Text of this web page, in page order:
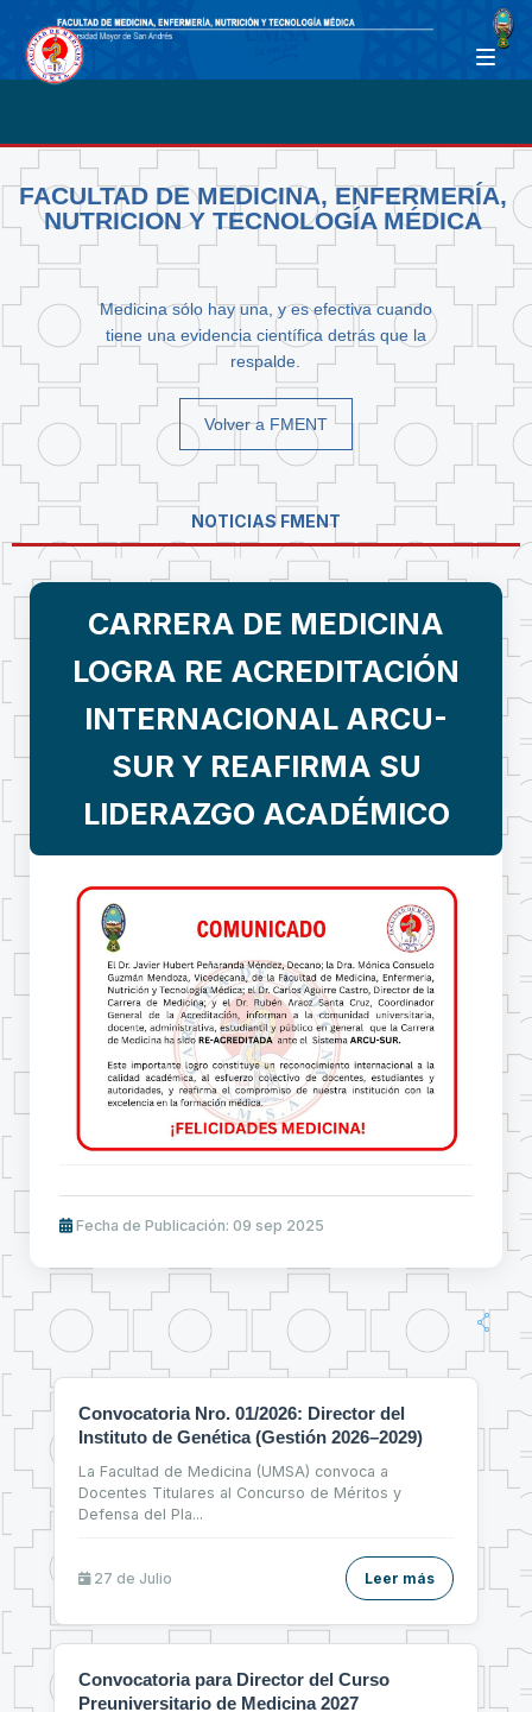
FACULTAD DE MEDICINA, ENFERMERÍA,
NUTRICION Y TECNOLOGÍA MÉDICA
Medicina sólo hay una, y es efectiva cuando
tiene una evidencia científica detrás que la
respalde.
Volver a FMENT
NOTICIAS FMENT
CARRERA DE MEDICINA
LOGRA RE ACREDITACIÓN
INTERNACIONAL ARCU-
SUR Y REAFIRMA SU
LIDERAZGO ACADÉMICO
Fecha de Publicación: 09 sep 2025
Convocatoria Nro. 01/2026: Director del
Instituto de Genética (Gestión 2026–2029)
La Facultad de Medicina (UMSA) convoca a
Docentes Titulares al Concurso de Méritos y
Defensa del Pla...
27 de Julio Leer más
Convocatoria para Director del Curso
Preuniversitario de Medicina 2027